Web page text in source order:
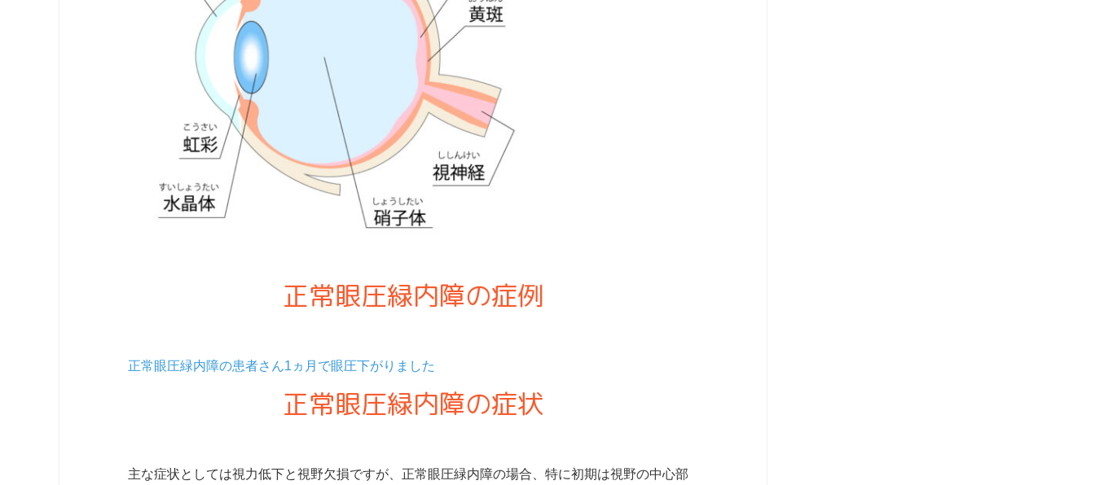
正常眼圧緑内障の症例
正常眼圧緑内障の患者さん1ヵ月で眼圧下がりました
正常眼圧緑内障の症状
主な症状としては視力低下と視野欠損ですが、正常眼圧緑内障の場合、特に初期は視野の中心部